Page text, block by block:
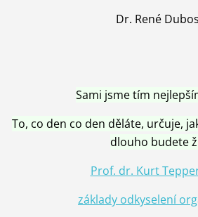
Dr. René Dubos
Sami jsme tím
To, co den co den děláte, určuje,
dlouho budete
Prof. dr. Kurt
základy odkyselení